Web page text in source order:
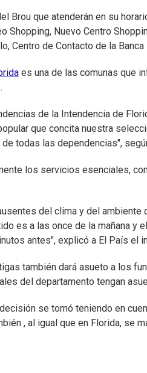
Brou que atenderán en su
Shopping, Nuevo Centro
Centro de Contacto de la
es una de las comunas que
de la Intendencia de
que concita nuestra
todas las dependencias",
los servicios esenciales,
del clima y del ambiente
es a las once de la mañana y
antes", explicó a El País el
también dará asueto a los
del departamento tengan
se tomó teniendo en
, al igual que en Florida, se